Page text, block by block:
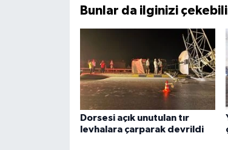
Bunlar da ilginizi
Dorsesi açık unutulan tır
levhalara çarparak devrildi